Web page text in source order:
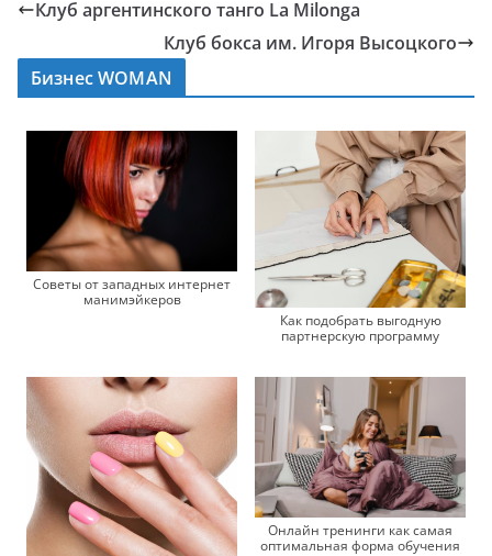
Клуб аргентинского танго La Milonga
Клуб бокса им. Игоря Высоцкого
Бизнес WOMAN
Советы от западных интернет
манимэйкеров
Как подобрать выгодную
партнерскую программу
Онлайн тренинги как самая
оптимальная форма обучения